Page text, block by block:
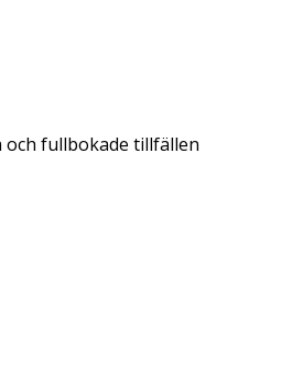
och fullbokade tillfällen